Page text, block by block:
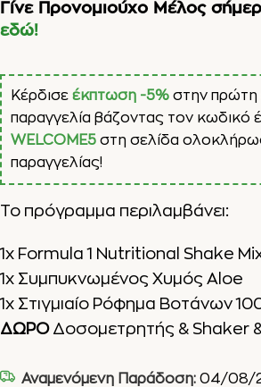
Γίνε Προνομιούχο Μέλος
εδώ!
Κέρδισε έκπτωση -5% στην πρώτη
παραγγελία βάζοντας τον κωδικό
WELCOME5 στη σελίδα
παραγγελίας!
Το πρόγραμμα περιλαμβάνει:
1x Formula 1 Nutritional Shake
1x Συμπυκνωμένος Χυμός Aloe
1x Στιγμιαίο Ρόφημα Βοτάνων
ΔΩΡΟ Δοσομετρητής & Shaker
Αναμενόμενη Παράδοση: 04/08/